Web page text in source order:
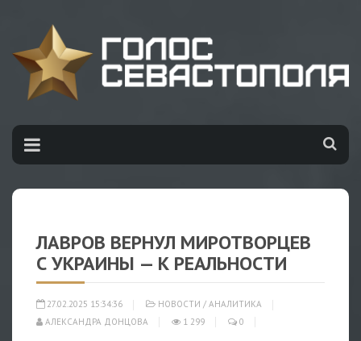
ЛАВРОВ ВЕРНУЛ МИРОТВОРЦЕВ
С УКРАИНЫ — К РЕАЛЬНОСТИ
27.02.2025 15:34:36 НОВОСТИ / АНАЛИТИКА
АЛЕКСАНДРА ДОНЦОВА
1 299 0